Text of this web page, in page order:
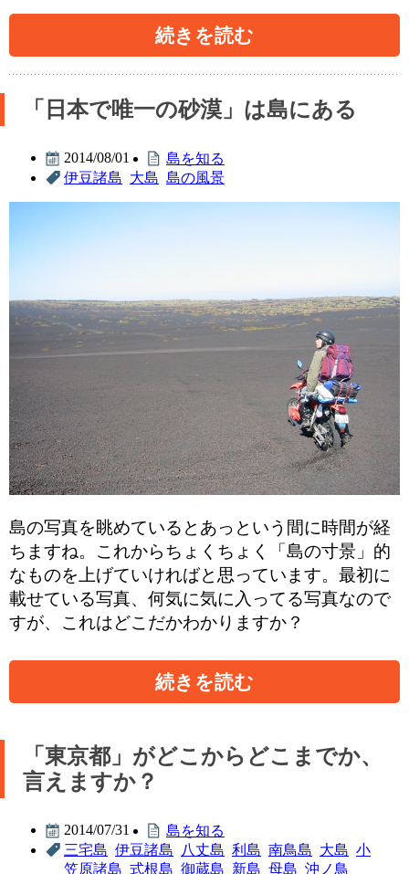
続きを読む
「日本で唯一の砂漠」は島にある
2014/08/01
島を知る
伊豆諸島 大島 島の風景
島の写真を眺めているとあっという間に時間が経
ちますね。これからちょくちょく「島の寸景」的
なものを上げていければと思っています。最初に
載せている写真、何気に気に入ってる写真なので
すが、これはどこだかわかりますか？
続きを読む
「東京都」がどこからどこまでか、
言えますか？
2014/07/31
島を知る
三宅島 伊豆諸島 八丈島 利島 南鳥島 大島 小
笠原諸島 式根島 御蔵島 新島 母島 沖ノ鳥